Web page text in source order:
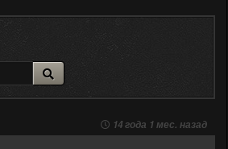
14 года 1 мес. назад